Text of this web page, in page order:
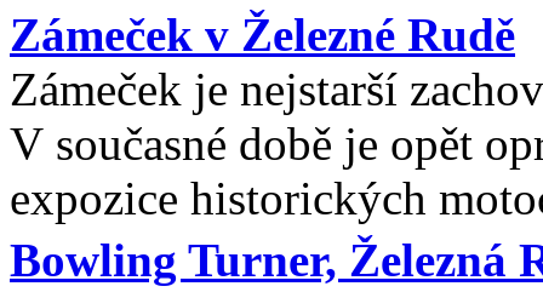
Zámeček v Železné Rudě
Zámeček je nejstarší
V současné době je opět
expozice historických
Bowling Turner, Železná